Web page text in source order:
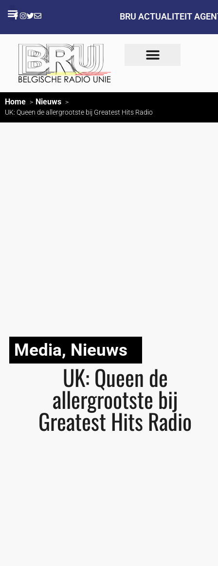
BRU ACTUALITEIT
Home Nieuws
UK: Queen de allergrootste bij Greatest Hits Radio
Media, Nieuws
UK: Queen de
allergrootste bij
Greatest Hits Radio